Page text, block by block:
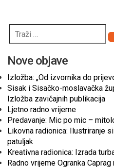
Nove objave
Izložba: „Od izvornika do
Sisak i Sisačko-moslavačka
Izložba zavičajnih publikacija
Ljetno radno vrijeme
Predavanje: Mic po mic –
Likovna radionica: Ilustriranje
patuljak
Kreativna radionica: Izrada
Radno vrijeme Ogranka